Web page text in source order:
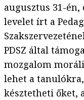
augusztus 31-
levelet írt a
PDSZ által
mozgalom
lehet a
késztetheti őket,